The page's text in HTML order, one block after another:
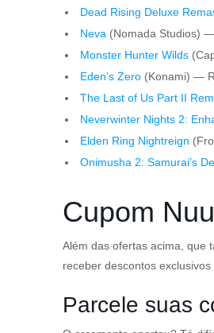
Dead Rising Deluxe
Neva (Nomada Studios)
Monster Hunter Wilds
Eden’s Zero (Konami) —
The Last of Us Part II
Neverwinter Nights 2:
Elden Ring Nightreign
Onimusha 2: Samurai’s
Cupom
Além das ofertas acima, que
receber descontos
Parcele suas